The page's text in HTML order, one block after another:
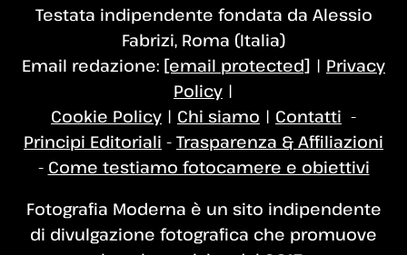
Testata indipendente fondata da Alessio
Fabrizi, Roma (Italia)
Email redazione: [email protected] | Privacy
Policy |
Cookie Policy | Chi siamo | Contatti -
Principi Editoriali - Trasparenza & Affiliazioni
- Come testiamo fotocamere e obiettivi
Fotografia Moderna è un sito indipendente
di divulgazione fotografica che promuove